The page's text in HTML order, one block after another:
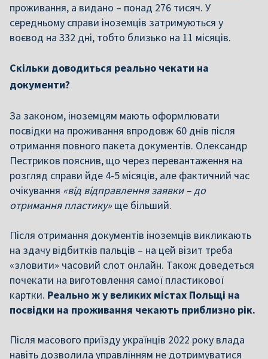
проживання, а видано – понад 276 тисяч. У
середньому справи іноземців затримуються у
воєвод на 332 дні, тобто близько на 11 місяців.
Скільки доводиться реально чекати на
документи?
За законом, іноземцям мають оформлювати
посвідки на проживання впродовж 60 днів після
отримання повного пакета документів. Олександр
Пестриков пояснив, що через перевантаження на
розгляд справи йде 4-5 місяців, але фактичний час
очікування «від відправлення заявки – до
отримання пластику» ще більший.
Після отримання документів іноземців викликають
на здачу відбитків пальців – на цей візит треба
«зловити» часовий слот онлайн. Також доведеться
почекати на виготовлення самої пластикової
картки. Реально ж у великих містах Польщі на
посвідки на проживання чекають приблизно рік.
Після масового приїзду українців 2022 року влада
навіть дозволила управлінням не дотримуватися